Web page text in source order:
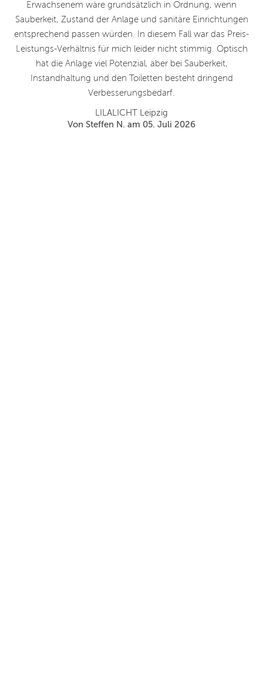
Erwachsenem wäre grundsätzlich in Ordnung, wenn
Sauberkeit, Zustand der Anlage und sanitäre Einrichtungen
entsprechend passen würden. In diesem Fall war das Preis-
Leistungs-Verhältnis für mich leider nicht stimmig. Optisch
hat die Anlage viel Potenzial, aber bei Sauberkeit,
Instandhaltung und den Toiletten besteht dringend
Verbesserungsbedarf.
LILALICHT Leipzig
Von Steffen N. am 05. Juli 2026